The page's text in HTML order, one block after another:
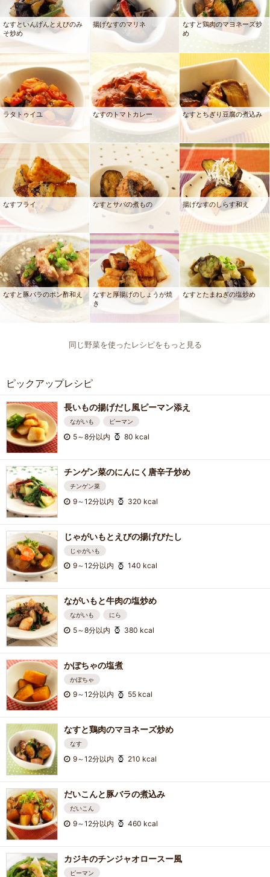
なすといんげんとえびのみ
そ炒め
揚げなすのマリネ
なすと鶏肉のマヨネーズ炒
め
ラタトゥイユ なすのトマトカレー なすとちぎり豆腐の煮込み
なすフライ なすとサバの煮もの 揚げなすのしらす和え
なすと豚バラのポン酢和え
なすと厚揚げのしょうが焼
き
なすとたまねぎの塩炒め
同じ野菜を使ったレシピをもっと見る
ピックアップレシピ
長いもの揚げだし風ピーマン添え
ながいも ピーマン
5～8分以内 80 kcal
チンゲン菜のにんにく唐辛子炒め
チンゲン菜
9～12分以内 320 kcal
じゃがいもとえびの揚げびたし
じゃがいも
9～12分以内 140 kcal
ながいもと牛肉の塩炒め
ながいも にら
5～8分以内 380 kcal
かぼちゃの塩煮
かぼちゃ
9～12分以内 55 kcal
なすと鶏肉のマヨネーズ炒め
なす
9～12分以内 210 kcal
だいこんと豚バラの煮込み
だいこん
9～12分以内 460 kcal
カジキのチンジャオロースー風
ピーマン